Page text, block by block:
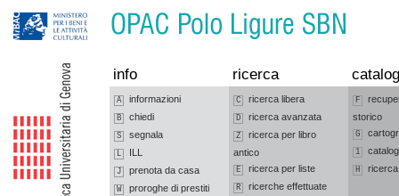
info ricerca
A informazioni
B chiedi
S segnala
L ILL
J prenota da casa
W proroghe di prestiti
C ricerca libera
D ricerca avanzata
Z
ricerca per libro
antico
E ricerca per liste
R ricerche effettuate
F
storico
G
1
H ricerca